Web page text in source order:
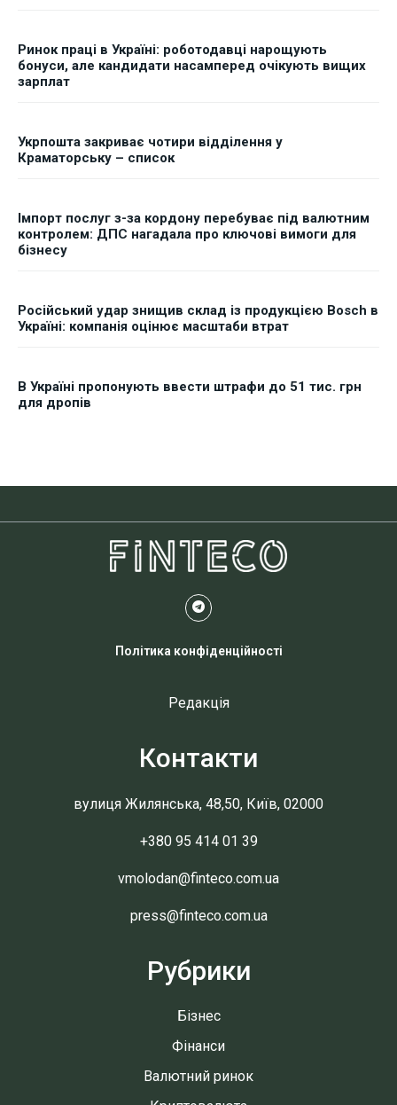
Ринок праці в Україні: роботодавці нарощують
бонуси, але кандидати насамперед очікують вищих
зарплат
Укрпошта закриває чотири відділення у
Краматорську – список
Імпорт послуг з-за кордону перебуває під валютним
контролем: ДПС нагадала про ключові вимоги для
бізнесу
Російський удар знищив склад із продукцією Bosch в
Україні: компанія оцінює масштаби втрат
В Україні пропонують ввести штрафи до 51 тис. грн
для дропів
Політика конфіденційності
Редакція
Контакти
вулиця Жилянська, 48,50, Київ, 02000
+380 95 414 01 39
vmolodan@finteco.com.ua
press@finteco.com.ua
Рубрики
Бізнес
Фінанси
Валютний ринок